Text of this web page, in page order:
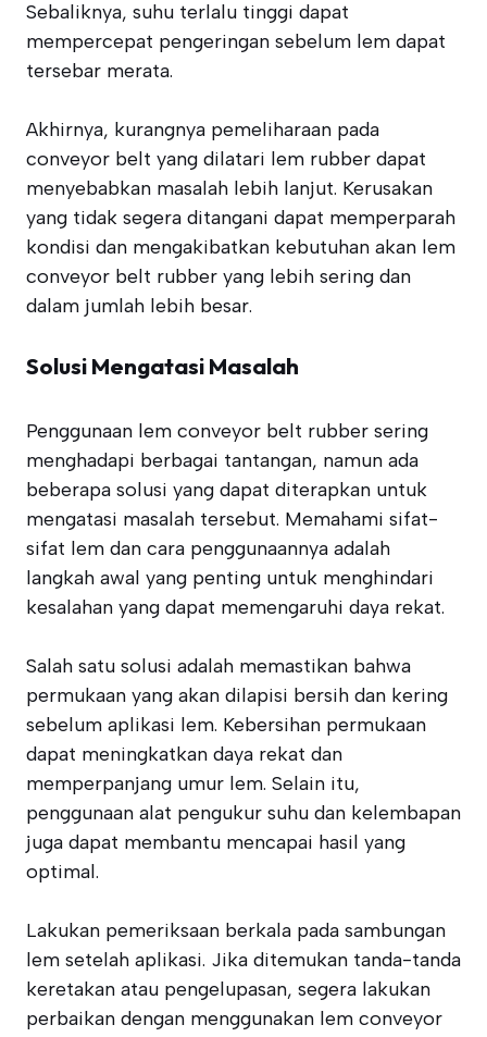
Sebaliknya, suhu terlalu tinggi dapat
mempercepat pengeringan sebelum lem dapat
tersebar merata.
Akhirnya, kurangnya pemeliharaan pada
conveyor belt yang dilatari lem rubber dapat
menyebabkan masalah lebih lanjut. Kerusakan
yang tidak segera ditangani dapat memperparah
kondisi dan mengakibatkan kebutuhan akan lem
conveyor belt rubber yang lebih sering dan
dalam jumlah lebih besar.
Solusi Mengatasi Masalah
Penggunaan lem conveyor belt rubber sering
menghadapi berbagai tantangan, namun ada
beberapa solusi yang dapat diterapkan untuk
mengatasi masalah tersebut. Memahami sifat-
sifat lem dan cara penggunaannya adalah
langkah awal yang penting untuk menghindari
kesalahan yang dapat memengaruhi daya rekat.
Salah satu solusi adalah memastikan bahwa
permukaan yang akan dilapisi bersih dan kering
sebelum aplikasi lem. Kebersihan permukaan
dapat meningkatkan daya rekat dan
memperpanjang umur lem. Selain itu,
penggunaan alat pengukur suhu dan kelembapan
juga dapat membantu mencapai hasil yang
optimal.
Lakukan pemeriksaan berkala pada sambungan
lem setelah aplikasi. Jika ditemukan tanda-tanda
keretakan atau pengelupasan, segera lakukan
perbaikan dengan menggunakan lem conveyor